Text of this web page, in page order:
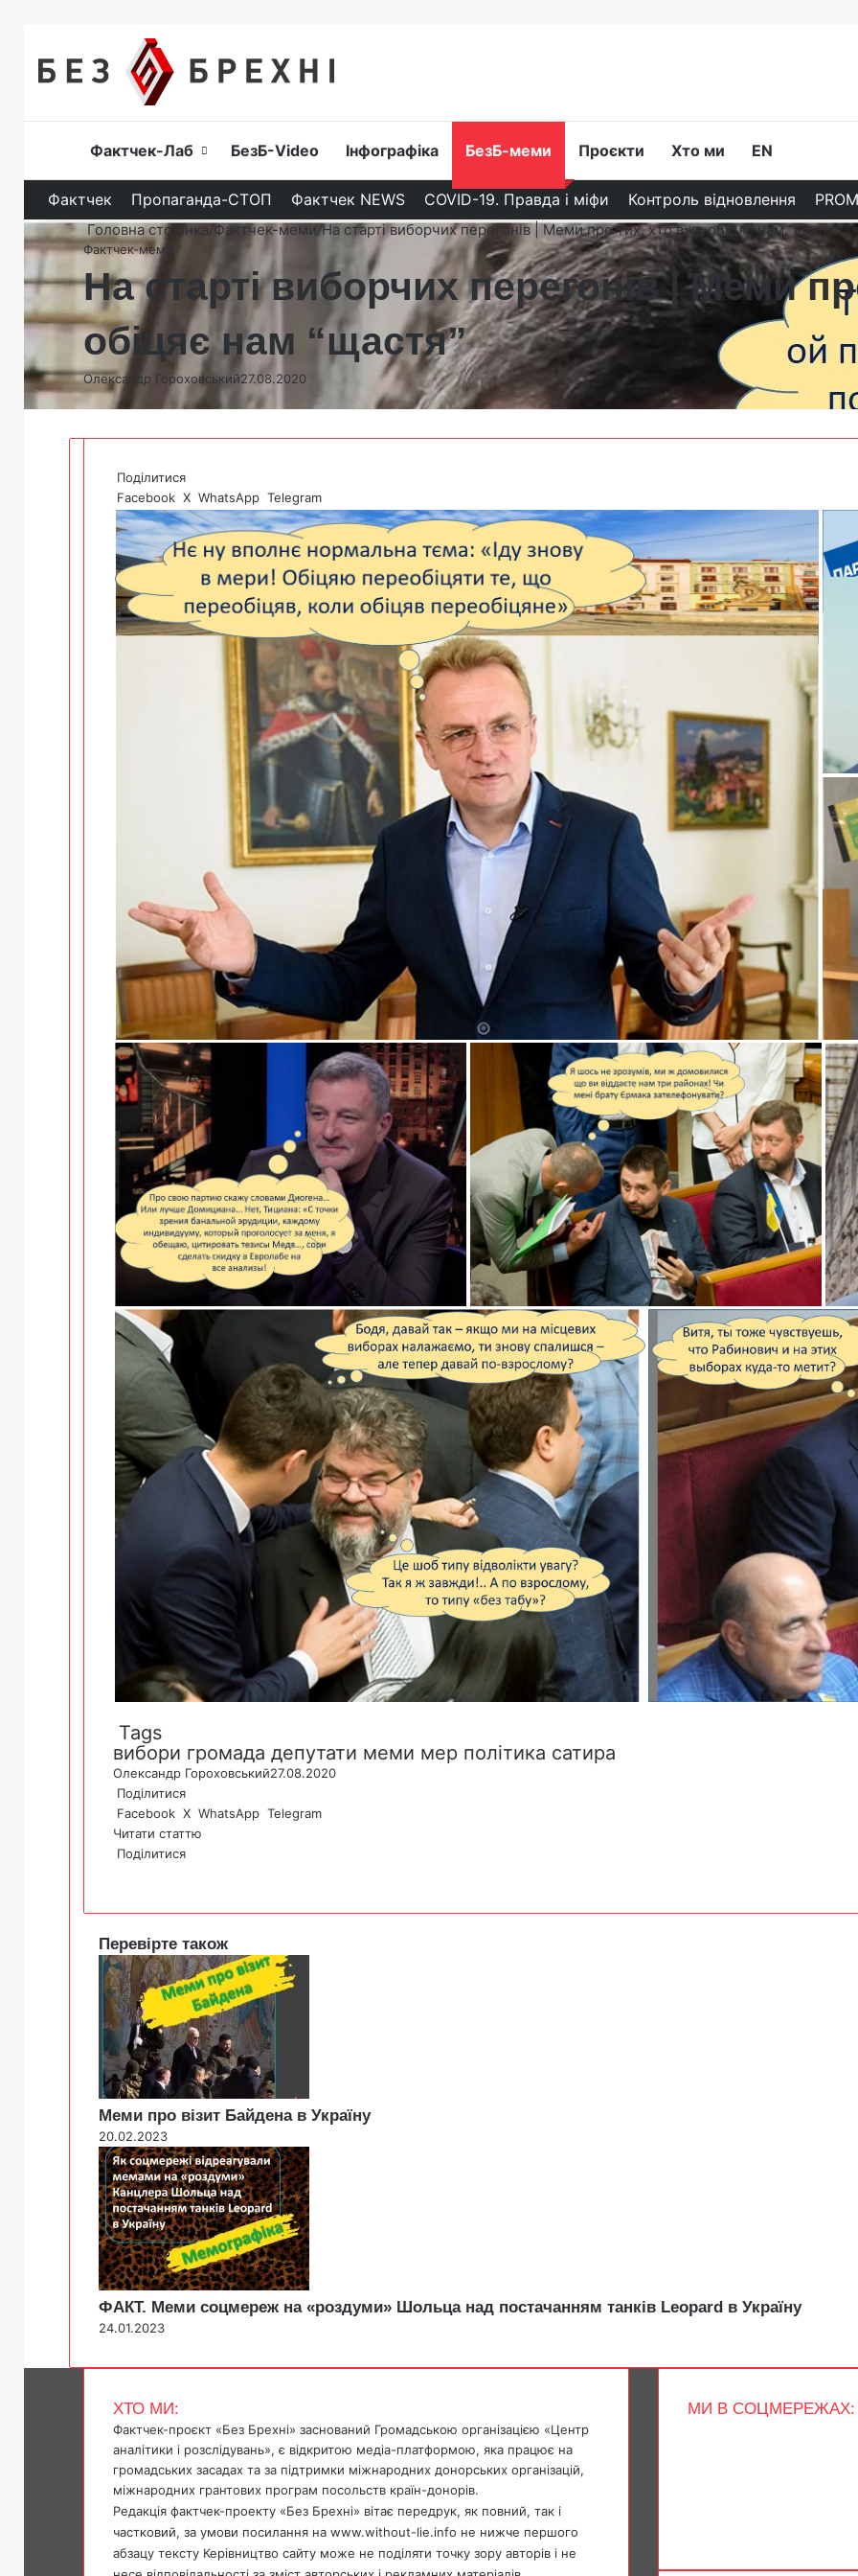
Головна
Фактчек-Лаб БезБ-Video Інфографіка БезБ-меми Проєкти Хто ми EN
Фактчек Пропаганда-СТОП Фактчек NEWS COVID-19. Правда і міфи Контроль відновлення
Головна сторінка/Фактчек-меми/На старті виборчих перегонів | Меми про тих, хто вже обіцяє нам “щастя”
Фактчек-меми
На старті виборчих перегонів | Меми
обіцяє нам “щастя”
Олександр Гороховський27.08.2020
Поділитися
Facebook X WhatsApp Telegram
Tags
вибори громада депутати меми мер політика сатира
Олександр Гороховський27.08.2020
Поділитися
Facebook X WhatsApp Telegram
Читати статтю
Поділитися
c
b
o
o
k
a
s
A
p
p
l
g
r
a
m
b
r
i
t
Перевірте також
C
s
Меми про візит Байдена в Україну
20.02.2023
ФАКТ. Меми соцмереж на «роздуми» Шольца над постачанням танків Leopard в Україну
24.01.2023
ХТО МИ:
Фактчек-проєкт «Без Брехні» заснований Громадською організацією «Центр
аналітики і розслідувань», є відкритою медіа-платформою, яка працює на
громадських засадах та за підтримки міжнародних донорських організацій,
міжнародних грантових програм посольств країн-донорів.
Редакція фактчек-проекту «Без Брехні» вітає передрук, як повний, так і
частковий, за умови посилання на www.without-lie.info не нижче першого
абзацу тексту Керівництво сайту може не поділяти точку зору авторів і не
МИ В СОЦМЕРЕЖАХ: